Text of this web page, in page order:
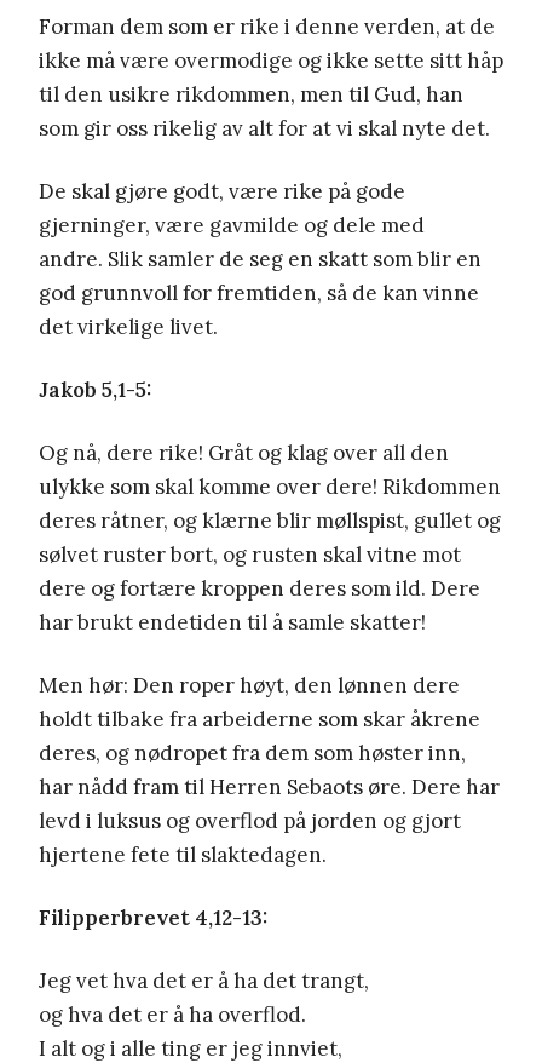
Forman dem som er rike i denne verden, at de
ikke må være overmodige og ikke sette sitt håp
til den usikre rikdommen, men til Gud, han
som gir oss rikelig av alt for at vi skal nyte det.
De skal gjøre godt, være rike på gode
gjerninger, være gavmilde og dele med
andre. Slik samler de seg en skatt som blir en
god grunnvoll for fremtiden, så de kan vinne
det virkelige livet.
Jakob 5,1-5:
Og nå, dere rike! Gråt og klag over all den
ulykke som skal komme over dere! Rikdommen
deres råtner, og klærne blir møllspist, gullet og
sølvet ruster bort, og rusten skal vitne mot
dere og fortære kroppen deres som ild. Dere
har brukt endetiden til å samle skatter!
Men hør: Den roper høyt, den lønnen dere
holdt tilbake fra arbeiderne som skar åkrene
deres, og nødropet fra dem som høster inn,
har nådd fram til Herren Sebaots øre. Dere har
levd i luksus og overflod på jorden og gjort
hjertene fete til slaktedagen.
Filipperbrevet 4,12-13:
Jeg vet hva det er å ha det trangt,
og hva det er å ha overflod.
I alt og i alle ting er jeg innviet,